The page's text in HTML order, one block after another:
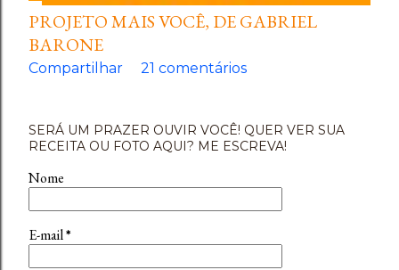
PROJETO MAIS VOCÊ, DE GABRIEL
BARONE
Compartilhar 21 comentários
SERÁ UM PRAZER OUVIR VOCÊ! QUER VER SUA
RECEITA OU FOTO AQUI? ME ESCREVA!
Nome
E-mail*